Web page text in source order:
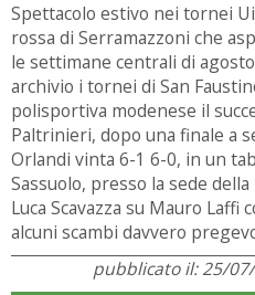
Spettacolo estivo nei tornei
rossa di Serramazzoni che
le settimane centrali di
archivio i tornei di San
polisportiva modenese il
Paltrinieri, dopo una finale a
Orlandi vinta 6-1 6-0, in un
Sassuolo, presso la sede
Luca Scavazza su Mauro
alcuni scambi davvero
pubblicato il: 25/